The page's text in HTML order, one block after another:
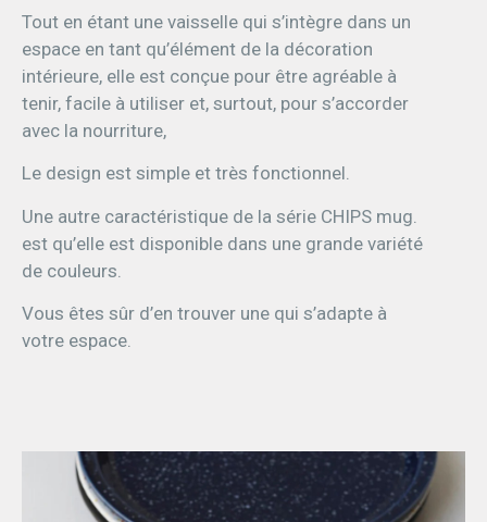
Tout en étant une vaisselle qui s’intègre dans un
espace en tant qu’élément de la décoration
intérieure, elle est conçue pour être agréable à
tenir, facile à utiliser et, surtout, pour s’accorder
avec la nourriture,
Le design est simple et très fonctionnel.
Une autre caractéristique de la série CHIPS mug.
est qu’elle est disponible dans une grande variété
de couleurs.
Vous êtes sûr d’en trouver une qui s’adapte à
votre espace.